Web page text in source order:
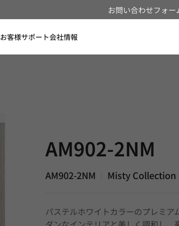
お問い合わせフォー
お客様サポート会社情報
AM902-2NM
AM902-2NM Misty Collection
パステルホワイトカラーのプレミ